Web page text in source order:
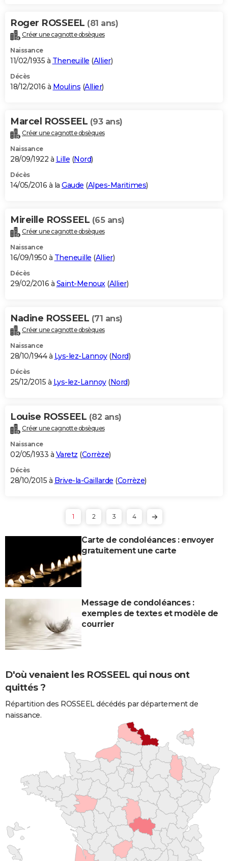
Roger ROSSEEL (81 ans)
Créer une cagnotte obsèques
Naissance
11/02/1935 à Theneuille (Allier)
Décès
18/12/2016 à Moulins (Allier)
Marcel ROSSEEL (93 ans)
Créer une cagnotte obsèques
Naissance
28/09/1922 à Lille (Nord)
Décès
14/05/2016 à la Gaude (Alpes-Maritimes)
Mireille ROSSEEL (65 ans)
Créer une cagnotte obsèques
Naissance
16/09/1950 à Theneuille (Allier)
Décès
29/02/2016 à Saint-Menoux(Allier)
Nadine ROSSEEL (71 ans)
Créer une cagnotte obsèques
Naissance
28/10/1944 à Lys-lez-Lannoy(Nord)
Décès
25/12/2015 à Lys-lez-Lannoy(Nord)
Louise ROSSEEL (82 ans)
Créer une cagnotte obsèques
Naissance
02/05/1933 à Varetz (Corrèze)
Décès
28/10/2015 à Brive-la-Gaillarde (Corrèze)
1 2 3 4
Carte de condoléances : envoyer
gratuitement une carte
Message de condoléances :
exemples de textes et modèle de
courrier
D'où venaient les ROSSEEL qui nous ont
quittés ?
Répartition des ROSSEEL décédés par département de
naissance.